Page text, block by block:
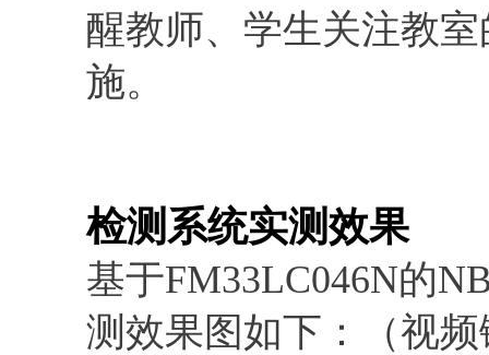
醒教师、学生关注教
施。
检测系统实测效果
基于FM33LC046N的
测效果图如下：（视